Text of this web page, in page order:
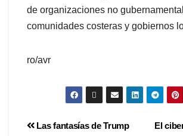
de organizaciones no
comunidades costeras y gobiernos
ro/avr
El
Las fantasías de Trump